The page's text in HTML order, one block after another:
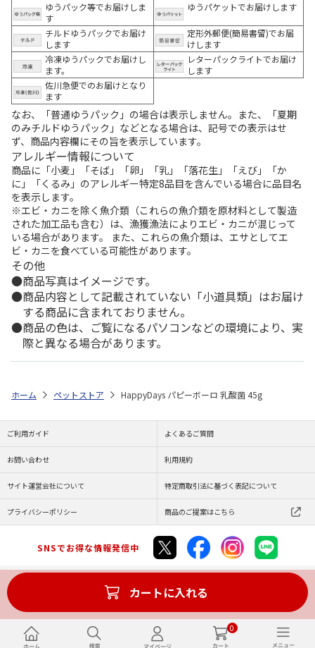
0
ゆうパック等でお届けしま
す
ゆうパケットでお届けします
チルドゆうパックでお届け
します
定形外郵便(簡易書留)でお届
けします
冷凍ゆうパックでお届けし
ます。
レターパックライトでお届け
します
佐川急便でのお届けとなり
ます
なお、「普通ゆうパック」の場合は表示しません。また、「夏期
のみチルドゆうパック」などとなる場合は、記号での表示はせ
ず、商品内容欄にその旨を表示しています。
アレルギー情報について
商品に「小麦」「そば」「卵」「乳」「落花生」「えび」「か
に」「くるみ」のアレルギー特定8品目を含んでいる場合に品目名
を表示します。
※エビ・カニを除く魚介類（これらの魚介類を原材料として製造
された加工品も含む）は、漁獲漁法によりエビ・カニが混じって
いる場合があります。 また、これらの魚介類は、エサとしてエ
ビ・カニを食べている可能性があります。
その他
商品写真はイメージです。
商品内容として記載されていない「小道具類」はお届け
する商品に含まれておりません。
商品の色は、ご覧になるパソコンなどの環境により、実
際と異なる場合があります。
カートに入れる
ホーム ペットストア HappyDays パピーボーロ 乳酸菌 45g
ご利用ガイド よくあるご質問
お問い合わせ 利用規約
サイト運営会社について 特定商取引法に基づく表記について
プライバシーポリシー 商品のご提案はこちら
SNSでお得な情報発信中